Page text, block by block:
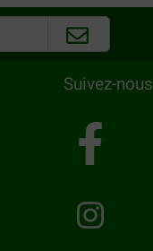
Suivez-nous